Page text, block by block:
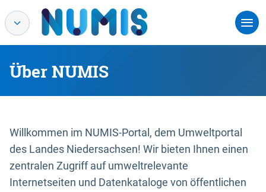
Über NUMIS
Willkommen im NUMIS-Portal, dem Umweltportal
des Landes Niedersachsen! Wir bieten Ihnen einen
zentralen Zugriff auf umweltrelevante
Internetseiten und Datenkataloge von öffentlichen